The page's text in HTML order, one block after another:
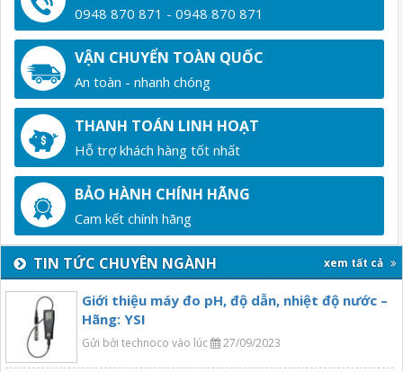
0948 870 871 - 0948 870 871
VẬN CHUYỂN TOÀN QUỐC
An toàn - nhanh chóng
THANH TOÁN LINH HOẠT
Hỗ trợ khách hàng tốt nhất
BẢO HÀNH CHÍNH HÃNG
Cam kết chính hãng
TIN TỨC CHUYÊN NGÀNH xem tất cả
Giới thiệu máy đo pH, độ dẫn, nhiệt độ nước –
Hãng: YSI
Gửi bởi technoco vào lúc 27/09/2023